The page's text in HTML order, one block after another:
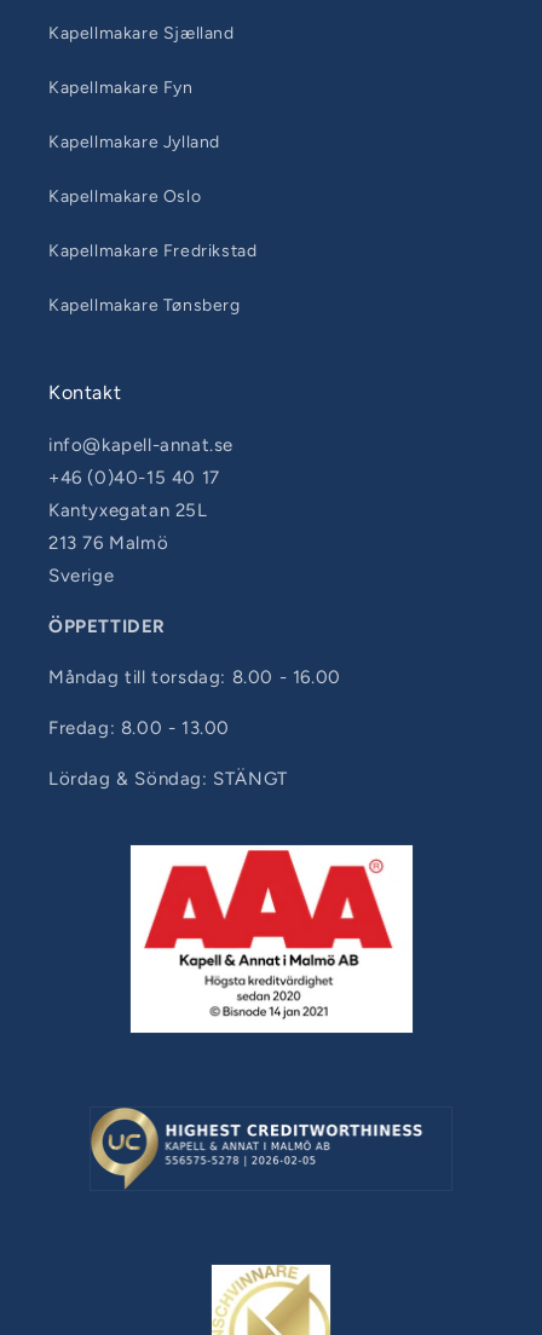
Kapellmakare Sjælland
Kapellmakare Fyn
Kapellmakare Jylland
Kapellmakare Oslo
Kapellmakare Fredrikstad
Kapellmakare Tønsberg
Kontakt
info@kapell-annat.se
+46 (0)40-15 40 17
Kantyxegatan 25L
213 76 Malmö
Sverige
ÖPPETTIDER
Måndag till torsdag: 8.00 - 16.00
Fredag: 8.00 - 13.00
Lördag & Söndag: STÄNGT